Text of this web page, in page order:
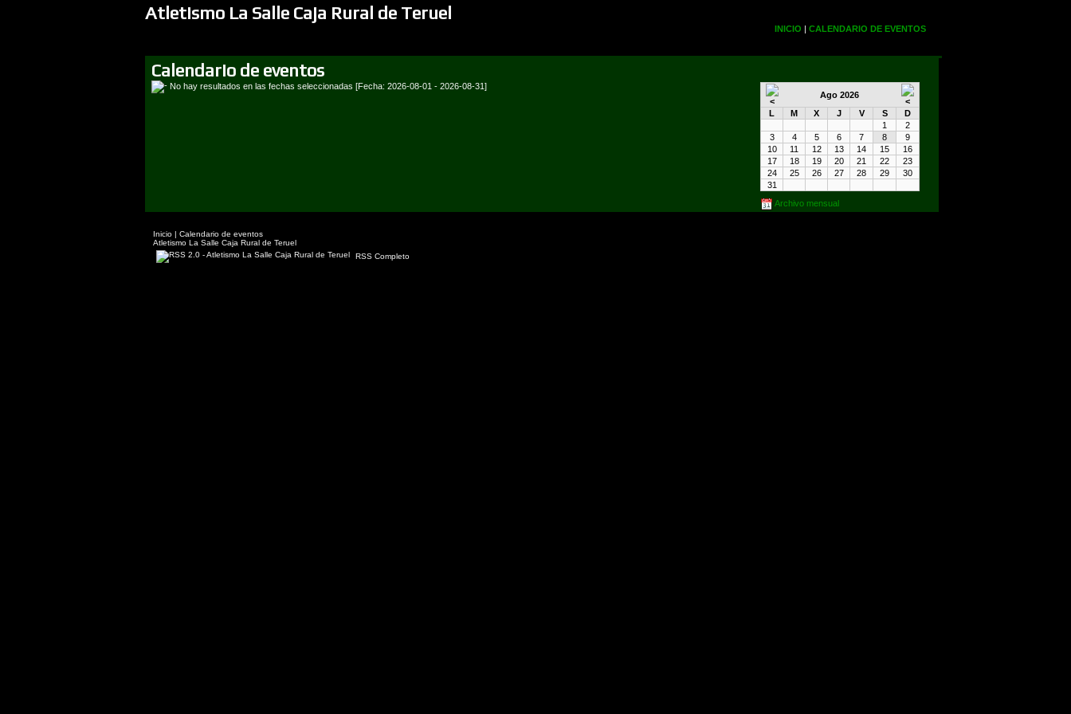
Atletismo La Salle Caja Rural de Teruel
INICIO | CALENDARIO DE EVENTOS
Calendario de eventos
Ago 2026
L
M X J V S
D
1
2
3
4 5 6 7 8
9
10
11 12 13 14 15
16
17
18 19 20 21 22
23
24
25 26 27 28 29
30
31
Archivo mensual
No hay resultados en las fechas seleccionadas [Fecha: 2026-08-01 - 2026-08-31]
Inicio | Calendario de eventos
Atletismo La Salle Caja Rural de Teruel
RSS Completo